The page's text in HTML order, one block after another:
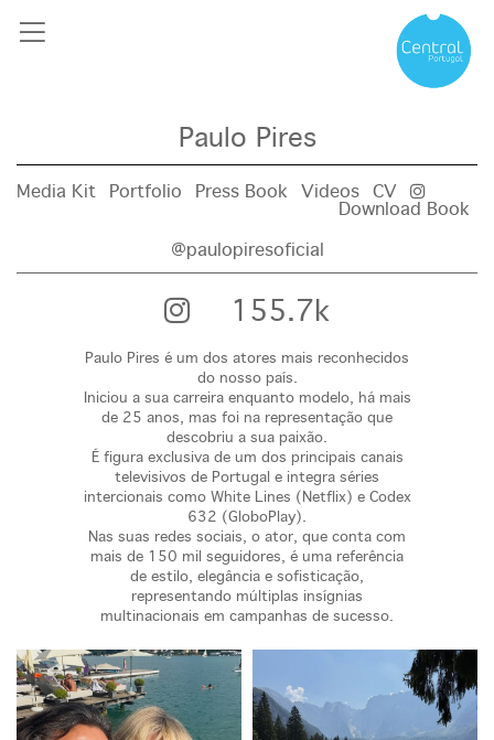
Paulo Pires
Media Kit Portfolio Press Book Videos
CV
Download Book
@paulopiresoficial
155.7k
Paulo Pires é um dos atores mais reconhecidos
do nosso país.
Iniciou a sua carreira enquanto modelo, há mais
de 25 anos, mas foi na representação que
descobriu a sua paixão.
É figura exclusiva de um dos principais canais
televisivos de Portugal e integra séries
intercionais como White Lines (Netflix) e Codex
632 (GloboPlay).
Nas suas redes sociais, o ator, que conta com
mais de 150 mil seguidores, é uma referência
de estilo, elegância e sofisticação,
representando múltiplas insígnias
multinacionais em campanhas de sucesso.